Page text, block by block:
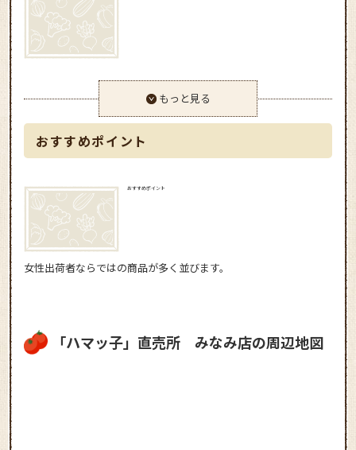
もっと見る
おすすめポイント
おすすめポイント
女性出荷者ならではの商品が多く並びます。
「ハマッ子」直売所 みなみ店の周辺地図